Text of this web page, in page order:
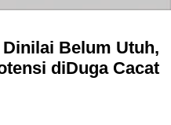
Belum Utuh,
diDuga Cacat